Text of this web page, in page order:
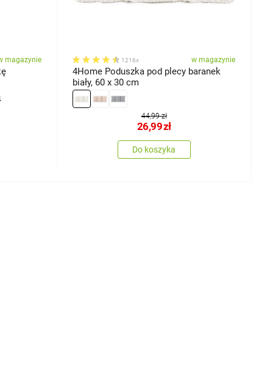
magazynie 1216x w magazynie
4Home Poduszka pod plecy baranek
biały, 60 x 30 cm
44,99 zł
26,99zł
Do koszyka